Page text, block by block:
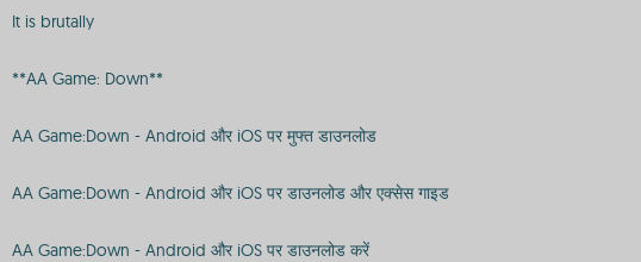
It is brutally
**AA Game: Down**
AA Game:Down - Android और iOS पर मुफ्त डाउनलोड
AA Game:Down - Android और iOS पर डाउनलोड और एक्सेस गाइड
AA Game:Down - Android और iOS पर डाउनलोड करें